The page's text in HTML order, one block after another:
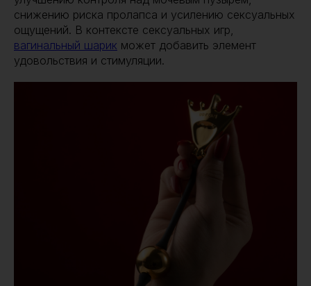
снижению риска пролапса и усилению сексуальных
ощущений. В контексте сексуальных игр,
вагинальный шарик может добавить элемент
удовольствия и стимуляции.